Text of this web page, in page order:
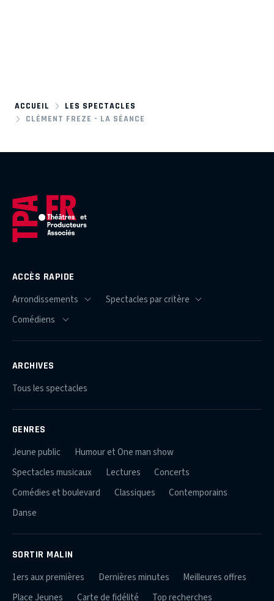
ACCUEIL
LES SPECTACLES
CLÉMENT FREZE - LA SÉANCE
ACCÈS RAPIDE
ARCHIVES
Tous les spectacles
GENRES
Jeune public
Humour et One man show
Spectacles musicaux
Lectures
Concerts
Comédies et boulevard
Classiques
Contemporains
Danse
SORTIR MALIN
1ers aux premières Dernières minutes
Meilleures offres
Place Jeunes
Carte de fidélité Top recherches